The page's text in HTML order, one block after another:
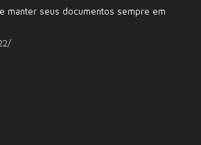
manter seus documentos sempre em
/